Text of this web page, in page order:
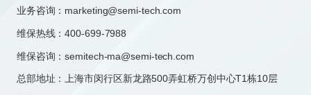
业务咨询： marketing@semi-tech.com
维保热线：400-699-7988
维保咨询：semitech-ma@semi-tech.com
总部地址：上海市闵行区新龙路500弄虹桥万创中心T1栋10层